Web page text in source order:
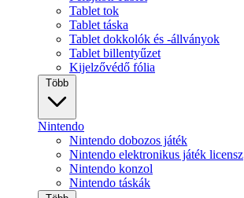
Tablet tok
Tablet táska
Tablet dokkolók és -állványok
Tablet billentyűzet
Kijelzővédő fólia
Nintendo
Nintendo dobozos játék
Nintendo elektronikus játék licensz
Nintendo konzol
Nintendo táskák